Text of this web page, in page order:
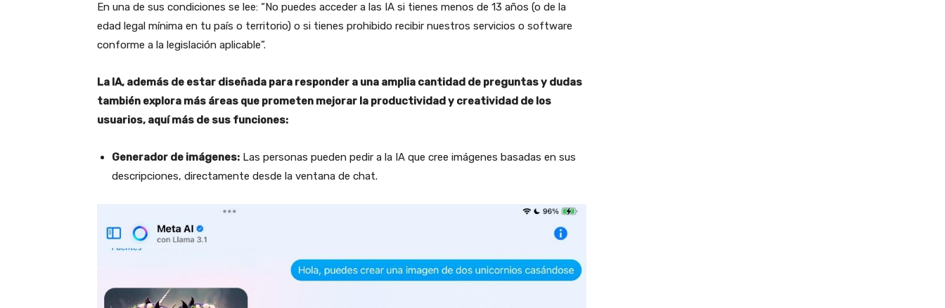
En una de sus condiciones se lee: “No puedes acceder a las IA si tienes menos de 13 años (o de la
edad legal mínima en tu país o territorio) o si tienes prohibido recibir nuestros servicios o software
conforme a la legislación aplicable”.
La IA, además de estar diseñada para responder a una amplia cantidad de preguntas y dudas
también explora más áreas que prometen mejorar la productividad y creatividad de los
usuarios, aquí más de sus funciones:
Generador de imágenes: Las personas pueden pedir a la IA que cree imágenes basadas en sus
descripciones, directamente desde la ventana de chat.